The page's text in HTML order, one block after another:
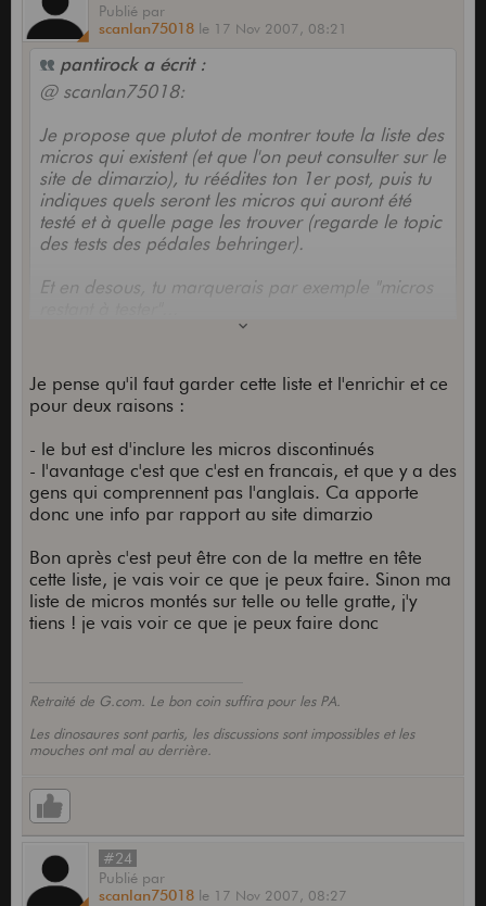
Publié par
scanlan75018 le 17 Nov 2007, 08:21
pantirock a écrit :
@ scanlan75018:
Je propose que plutot de montrer toute la liste des
micros qui existent (et que l'on peut consulter sur le
site de dimarzio), tu réédites ton 1er post, puis tu
indiques quels seront les micros qui auront été
testé et à quelle page les trouver (regarde le topic
des tests des pédales behringer).
Et en desous, tu marquerais par exemple "micros
pour chacun
Je pense qu'il faut garder cette liste et l'enrichir et ce
pour deux raisons :
- le but est d'inclure les micros discontinués
- l'avantage c'est que c'est en francais, et que y a des
gens qui comprennent pas l'anglais. Ca apporte
donc une info par rapport au site dimarzio
Bon après c'est peut être con de la mettre en tête
cette liste, je vais voir ce que je peux faire. Sinon ma
liste de micros montés sur telle ou telle gratte, j'y
tiens ! je vais voir ce que je peux faire donc
Retraité de G.com. Le bon coin suffira pour les PA.
Les dinosaures sont partis, les discussions sont impossibles et les
mouches ont mal au derrière.
#24
Publié par
scanlan75018 le 17 Nov 2007, 08:27